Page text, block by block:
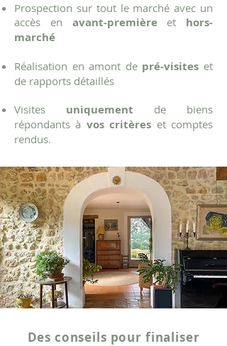
Prospection sur tout le marché avec un
accès en avant-première et hors-
marché
Réalisation en amont de pré-visites et
de rapports détaillés
Visites uniquement de biens
répondants à vos critères et comptes
rendus.
Des conseils pour finaliser